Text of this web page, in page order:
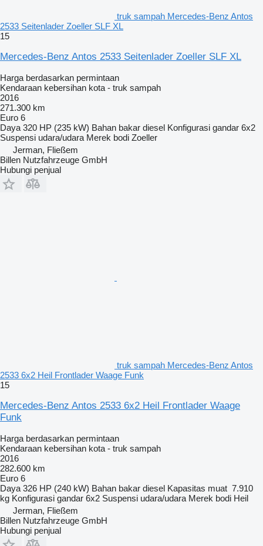
truk sampah Mercedes-Benz Antos
2533 Seitenlader Zoeller SLF XL
15
Mercedes-Benz Antos 2533 Seitenlader Zoeller SLF XL
Harga berdasarkan permintaan
Kendaraan kebersihan kota - truk sampah
2016
271.300 km
Euro 6
Daya 320 HP (235 kW) Bahan bakar diesel Konfigurasi gandar 6x2
Suspensi udara/udara Merek bodi Zoeller
Jerman, Fließem
Billen Nutzfahrzeuge GmbH
Hubungi penjual
truk sampah Mercedes-Benz Antos
2533 6x2 Heil Frontlader Waage Funk
15
Mercedes-Benz Antos 2533 6x2 Heil Frontlader Waage
Funk
Harga berdasarkan permintaan
Kendaraan kebersihan kota - truk sampah
2016
282.600 km
Euro 6
Daya 326 HP (240 kW) Bahan bakar diesel Kapasitas muat 7.910
kg Konfigurasi gandar 6x2 Suspensi udara/udara Merek bodi Heil
Jerman, Fließem
Billen Nutzfahrzeuge GmbH
Hubungi penjual